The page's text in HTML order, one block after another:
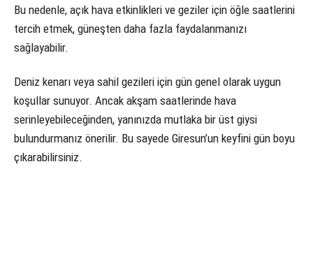
Bu nedenle, açık hava etkinlikleri ve geziler için öğle saatlerini
tercih etmek, güneşten daha fazla faydalanmanızı
sağlayabilir.
Deniz kenarı veya sahil gezileri için gün genel olarak uygun
koşullar sunuyor. Ancak akşam saatlerinde hava
serinleyebileceğinden, yanınızda mutlaka bir üst giysi
bulundurmanız önerilir. Bu sayede Giresun’un keyfini gün boyu
çıkarabilirsiniz.